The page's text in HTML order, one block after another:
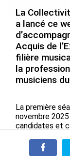
SÉRIE. Histoire
lieux d’Outre-
une capitale
le bagne, le
Pacifique
le 08/08/2026
De Messi à
internationale
Etinof au ...
le 07/08/2026
À la une
La
a lancé ce
Acquis de
filière
la
musiciens
La première
novembre
candidates et
spécialisé
musique.